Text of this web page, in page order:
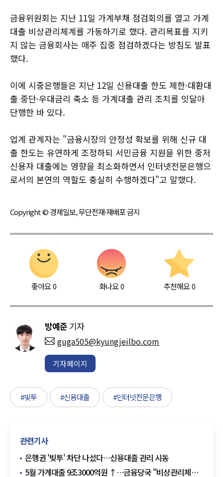
금융위원회는 지난 11일 가계부채 점검회의를 열고 가계
대출 비상관리체계를 가동하기로 했다. 관리목표를 지키
지 않는 금융회사는 매주 집중 점검하겠다는 방침도 발표
했다.
이에 시중은행들은 지난 12일 신용대출 한도 제한·대환대
출 중단·우대금리 축소 등 가계대출 관리 조치를 잇달아
단행한 바 있다.
업계 관계자는 "금융시장의 안정성 확보를 위해 신규 대
출 한도는 유연하게 조정하되 서민금융 지원을 위한 중저
신용자 대출에는 영향을 최소화하면서 인터넷전문은행으
로서의 본연의 역할도 충실히 수행하겠다"고 말했다.
Copyright © 경제일보, 무단전재·재배포 금지
좋아요0 화나요0 추천해요 0
방예준 기자
guga505@kyungjeilbo.com
기자페이지
#빚투 #신용대출 #인터넷전문은행
관련기사
은행권 '빚투' 차단 나섰다…신용대출 관리 시동
5월 가계대출 9조3000억원 ↑…금융당국 "비상관리체계